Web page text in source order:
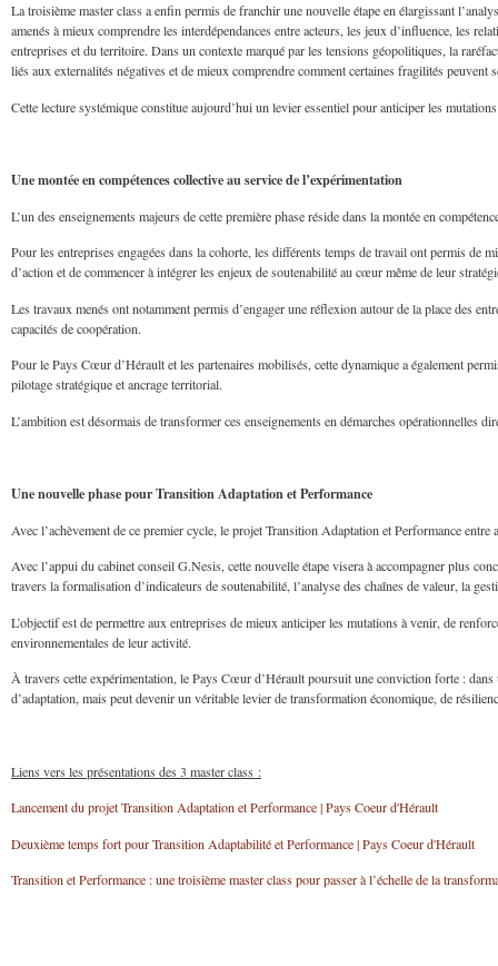
La troisième master class a enfin permis de franchir une nouvelle étape en élargissant
amenés à mieux comprendre les interdépendances entre acteurs, les jeux d’influence, les
entreprises et du territoire. Dans un contexte marqué par les tensions géopolitiques, la
liés aux externalités négatives et de mieux comprendre comment certaines fragilités peuvent
Cette lecture systémique constitue aujourd’hui un levier essentiel pour anticiper les
Une montée en compétences collective au service de l’expérimentation
L’un des enseignements majeurs de cette première phase réside dans la montée en
Pour les entreprises engagées dans la cohorte, les différents temps de travail ont permis
d’action et de commencer à intégrer les enjeux de soutenabilité au cœur même de leur
Les travaux menés ont notamment permis d’engager une réflexion autour de la place des
capacités de coopération.
Pour le Pays Cœur d’Hérault et les partenaires mobilisés, cette dynamique a également
pilotage stratégique et ancrage territorial.
L’ambition est désormais de transformer ces enseignements en démarches opérationnelles
Une nouvelle phase pour Transition Adaptation et Performance
Avec l’achèvement de ce premier cycle, le projet Transition Adaptation et Performance entre
Avec l’appui du cabinet conseil G.Nesis, cette nouvelle étape visera à accompagner plus
travers la formalisation d’indicateurs de soutenabilité, l’analyse des chaînes de valeur, la
L’objectif est de permettre aux entreprises de mieux anticiper les mutations à venir, de
environnementales de leur activité.
À travers cette expérimentation, le Pays Cœur d’Hérault poursuit une conviction forte :
d’adaptation, mais peut devenir un véritable levier de transformation économique, de
Liens vers les présentations des 3 master class :
Lancement du projet Transition Adaptation et Performance | Pays Coeur d'Hérault
Deuxième temps fort pour Transition Adaptabilité et Performance | Pays Coeur d'Hérault
Transition et Performance : une troisième master class pour passer à l’échelle de la